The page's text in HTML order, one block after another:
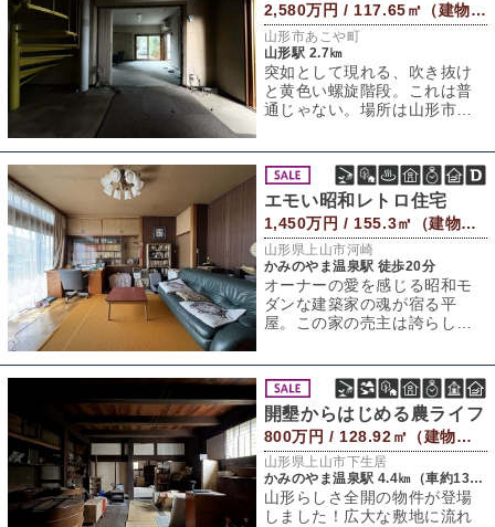
2,580万円 / 117.65㎡（建物） 286㎡（敷地）
山形市あこや町
山形駅 2.7㎞
突如として現れる、吹き抜け
と黄色い螺旋階段。これは普
通じゃない。場所は山形市あ
エモい昭和レトロ住宅
1,450万円 / 155.3㎡（建物） 507.16㎡（敷地）
山形県上山市河崎
かみのやま温泉駅 徒歩20分
オーナーの愛を感じる昭和モ
ダンな建築家の魂が宿る平
屋。この家の売主は誇らしげ
開墾からはじめる農ライフ
800万円 / 128.92㎡（建物） 854.61㎡（敷地）
山形県上山市下生居
かみのやま温泉駅 4.4㎞（車約13分）
山形らしさ全開の物件が登場
しました！広大な敷地に流れ